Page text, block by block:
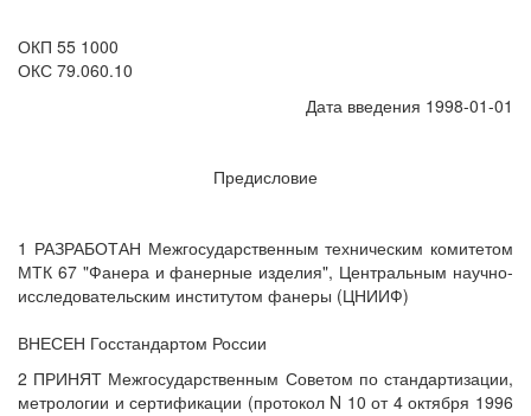
ОКП 55 1000
ОКС 79.060.10
Дата введения 1998-01-01
Предисловие
1 РАЗРАБОТАН Межгосударственным техническим комитетом
МТК 67 "Фанера и фанерные изделия", Центральным научно-
исследовательским институтом фанеры (ЦНИИФ)
ВНЕСЕН Госстандартом России
2 ПРИНЯТ Межгосударственным Советом по стандартизации,
метрологии и сертификации (протокол N 10 от 4 октября 1996